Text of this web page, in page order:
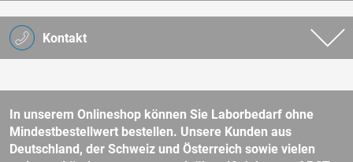
Kontakt
In unserem Onlineshop können Sie Laborbedarf ohne
Mindestbestellwert bestellen. Unsere Kunden aus
Deutschland, der Schweiz und Österreich sowie vielen